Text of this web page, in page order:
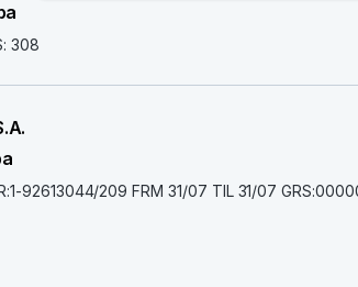
308
92613044/209 FRM 31/07 TIL 31/07